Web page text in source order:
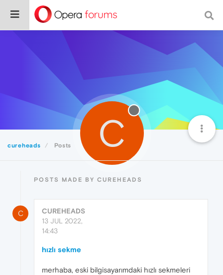
cureheads Posts C
POSTS MADE BY CUREHEADS
C
CUREHEADS
13 JUL 2022,
14:43
hızlı sekme
merhaba, eski bilgisayarımdaki hızlı sekmeleri